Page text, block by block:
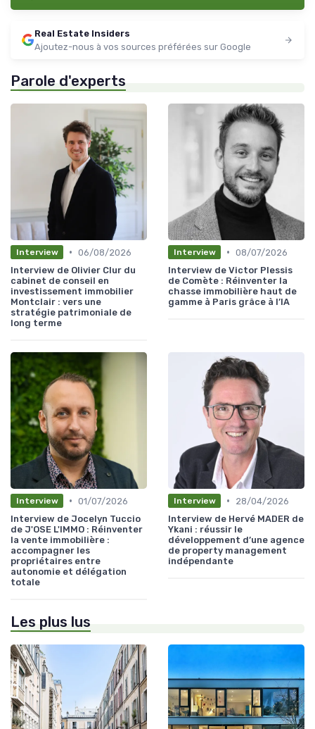
Real Estate Insiders
Ajoutez-nous à vos sources préférées sur Google
Parole d'experts
Interview • 06/08/2026
Interview de Olivier Clur du
cabinet de conseil en
investissement immobilier
Montclair : vers une
stratégie patrimoniale de
long terme
Interview • 08/07/2026
Interview de Victor Plessis
de Comète : Réinventer la
chasse immobilière haut de
gamme à Paris grâce à l’IA
Interview • 01/07/2026
Interview de Jocelyn Tuccio
de J'OSE L'IMMO : Réinventer
la vente immobilière :
accompagner les
propriétaires entre
autonomie et délégation
totale
Interview •
28/04/2026
Interview de Hervé MADER de
Ykani : réussir le
développement d’une agence
de property management
indépendante
Les plus lus